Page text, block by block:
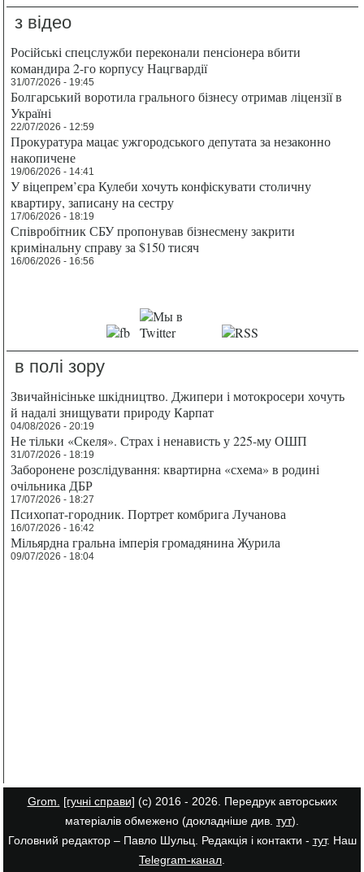
з відео
Російські спецслужби переконали пенсіонера вбити
командира 2-го корпусу Нацгвардії
31/07/2026 - 19:45
Болгарський воротила грального бізнесу отримав ліцензії в
Україні
22/07/2026 - 12:59
Прокуратура мацає ужгородського депутата за незаконно
накопичене
19/06/2026 - 14:41
У віцепрем’єра Кулеби хочуть конфіскувати столичну
квартиру, записану на сестру
17/06/2026 - 18:19
Співробітник СБУ пропонував бізнесмену закрити
кримінальну справу за $150 тисяч
16/06/2026 - 16:56
в полі зору
Звичайнісіньке шкідництво. Джипери і мотокросери хочуть
й надалі знищувати природу Карпат
04/08/2026 - 20:19
Не тільки «Скеля». Страх і ненависть у 225-му ОШП
31/07/2026 - 18:19
Заборонене розслідування: квартирна «схема» в родині
очільника ДБР
17/07/2026 - 18:27
Психопат-городник. Портрет комбрига Лучанова
16/07/2026 - 16:42
Мільярдна гральна імперія громадянина Журила
09/07/2026 - 18:04
Grom. [гучні справи] (с) 2016 - 2026. Передрук авторських
матеріалів обмежено (докладніше див. тут).
Головний редактор – Павло Шульц. Редакція і контакти - тут. Наш
Telegram-канал